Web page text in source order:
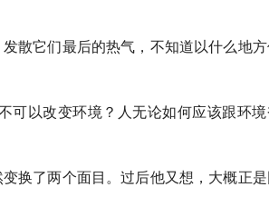
散它们最后的热气，不知道以什么地
以改变环境？人无论如何应该跟环境
换了两个面目。过后他又想，大概正